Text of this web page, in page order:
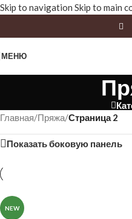
Skip to navigation Skip to main
МЕНЮ
Главная/Пряжа/Страница 2
Показать боковую панель
NEW